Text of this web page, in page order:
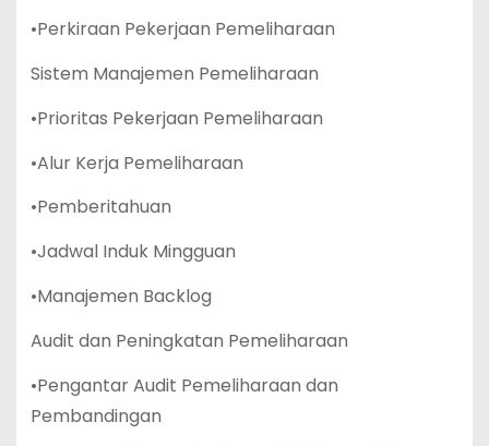
•Perkiraan Pekerjaan Pemeliharaan
Sistem Manajemen Pemeliharaan
•Prioritas Pekerjaan Pemeliharaan
•Alur Kerja Pemeliharaan
•Pemberitahuan
•Jadwal Induk Mingguan
•Manajemen Backlog
Audit dan Peningkatan Pemeliharaan
•Pengantar Audit Pemeliharaan dan
Pembandingan